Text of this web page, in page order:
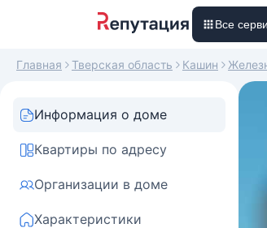
Все
Главная Тверская область Кашин
Информация о доме
Квартиры по адресу
Организации в доме
Характеристики